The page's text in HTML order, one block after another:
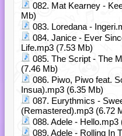
082. Mat Kearney -
Mb)
083. Loredana -
084. Janice - Ever
Life.mp3 (7.53 Mb)
085. The Script - The
(7.46 Mb)
086. Piwo, Piwo feat.
Insua).mp3 (6.35 Mb)
087. Eurythmics -
(Remastered).mp3 (6.72
088. Adele - Hello.mp3
089. Adele - Rolling In